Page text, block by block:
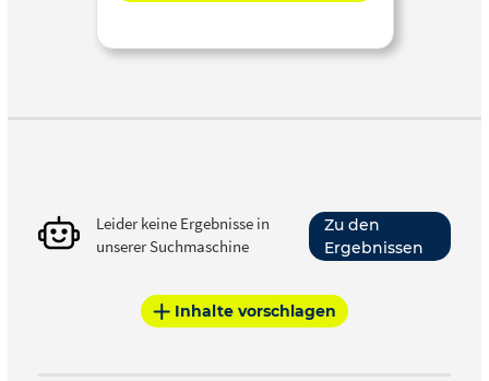
Leider keine Ergebnisse in
unserer Suchmaschine
Zu den
Ergebnissen
Inhalte vorschlagen